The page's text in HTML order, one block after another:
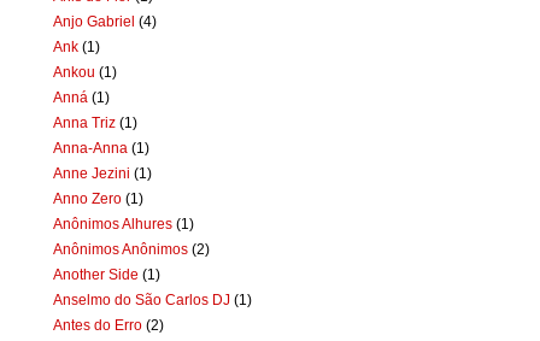
Anjo Gabriel (4)
Ank (1)
Ankou (1)
Anná (1)
Anna Triz (1)
Anna-Anna (1)
Anne Jezini (1)
Anno Zero (1)
Anônimos Alhures (1)
Anônimos Anônimos (2)
Another Side (1)
Anselmo do São Carlos DJ (1)
Antes do Erro (2)